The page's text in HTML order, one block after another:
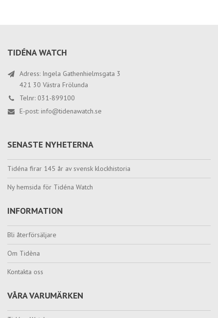
TIDÉNA WATCH
Adress: Ingela Gathenhielmsgata 3
421 30 Västra Frölunda
Telnr: 031-899100
E-post: info@tidenawatch.se
SENASTE NYHETERNA
Tidéna firar 145 år av svensk klockhistoria
Ny hemsida för Tidéna Watch
INFORMATION
Bli återförsäljare
Om Tidèna
Kontakta oss
VÅRA VARUMÄRKEN